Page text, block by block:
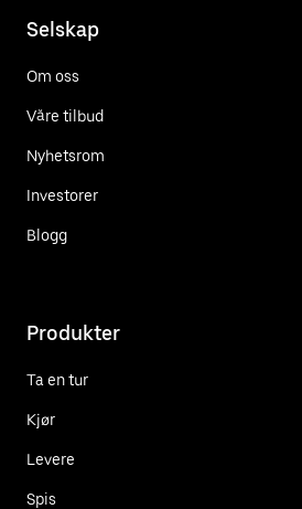
Selskap
Om oss
Våre tilbud
Nyhetsrom
Investorer
Blogg
Produkter
Ta en tur
Kjør
Levere
Spis